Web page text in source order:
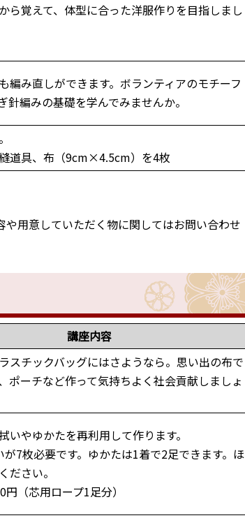
ら覚えて、体型に合った洋服作りを目指しまし
編み直しができます。ボランティアのモチーフ
針編みの基礎を学んでみませんか。
縫道具、布（9cm×4.5cm）を4枚
用意していただく物に関してはお問い合わせ
講座内容
スチックバッグにはさようなら。思い出の布で
ポーチなど作って気持ちよく社会貢献しましょ
いやゆかたを再利用して作ります。
が7枚必要です。ゆかたは1着で2足できます。ほ
ださい。
円（芯用ロープ1足分）